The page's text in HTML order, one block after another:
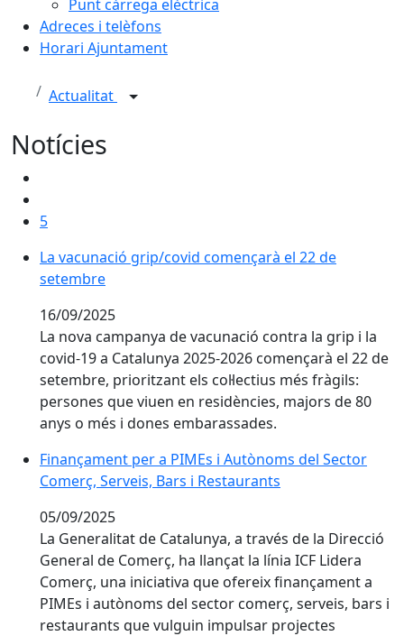
Punt càrrega elèctrica
Adreces i telèfons
Horari Ajuntament
Actualitat
Notícies
5
La vacunació grip/covid començarà el 22 de setembre
La vacunació grip/covid començarà el 22 de
setembre
16/09/2025
La nova campanya de vacunació contra la grip i la
covid-19 a Catalunya 2025-2026 començarà el 22 de
setembre, prioritzant els col·lectius més fràgils:
persones que viuen en residències, majors de 80
anys o més i dones embarassades.
Finançament per a PIMEs i Autònoms del Sector
Comerç, Serveis, Bars i Restaurants
05/09/2025
La Generalitat de Catalunya, a través de la Direcció
General de Comerç, ha llançat la línia ICF Lidera
Comerç, una iniciativa que ofereix finançament a
PIMEs i autònoms del sector comerç, serveis, bars i
restaurants que vulguin impulsar projectes